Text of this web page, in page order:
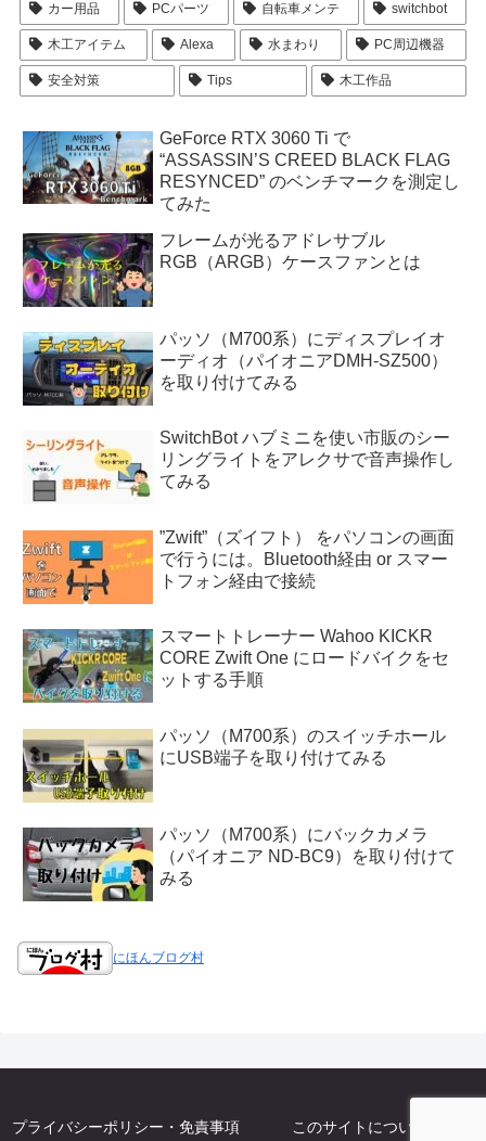
カー用品 PCパーツ 自転車メンテ switchbot
木工アイテム Alexa 水まわり PC周辺機器
安全対策 Tips 木工作品
GeForce RTX 3060 Ti で
“ASSASSIN’S CREED BLACK FLAG
RESYNCED” のベンチマークを測定し
てみた
フレームが光るアドレサブル
RGB（ARGB）ケースファンとは
パッソ（M700系）にディスプレイオ
ーディオ（パイオニアDMH-SZ500）
を取り付けてみる
SwitchBot ハブミニを使い市販のシー
リングライトをアレクサで音声操作し
てみる
”Zwift”（ズイフト） をパソコンの画面
で行うには。Bluetooth経由 or スマー
トフォン経由で接続
スマートトレーナー Wahoo KICKR
CORE Zwift One にロードバイクをセ
ットする手順
パッソ（M700系）のスイッチホール
にUSB端子を取り付けてみる
パッソ（M700系）にバックカメラ
（パイオニア ND-BC9）を取り付けて
みる
にほんブログ村
プライバシーポリシー・免責事項 このサイトについて